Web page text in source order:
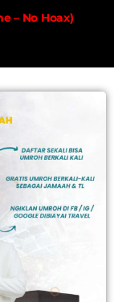
– No Hoax)